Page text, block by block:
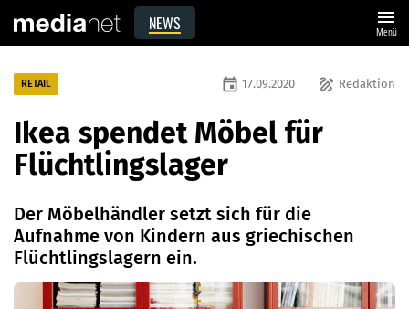
NEWS menu
Menü
RETAIL draw Redaktion
event 17.09.2020
Ikea spendet Möbel für
Flüchtlingslager
Der Möbelhändler setzt sich für die
Aufnahme von Kindern aus griechischen
Flüchtlingslagern ein.